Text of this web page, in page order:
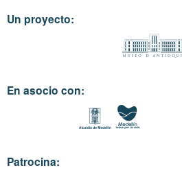
Un proyecto:
En asocio con:
Patrocina: